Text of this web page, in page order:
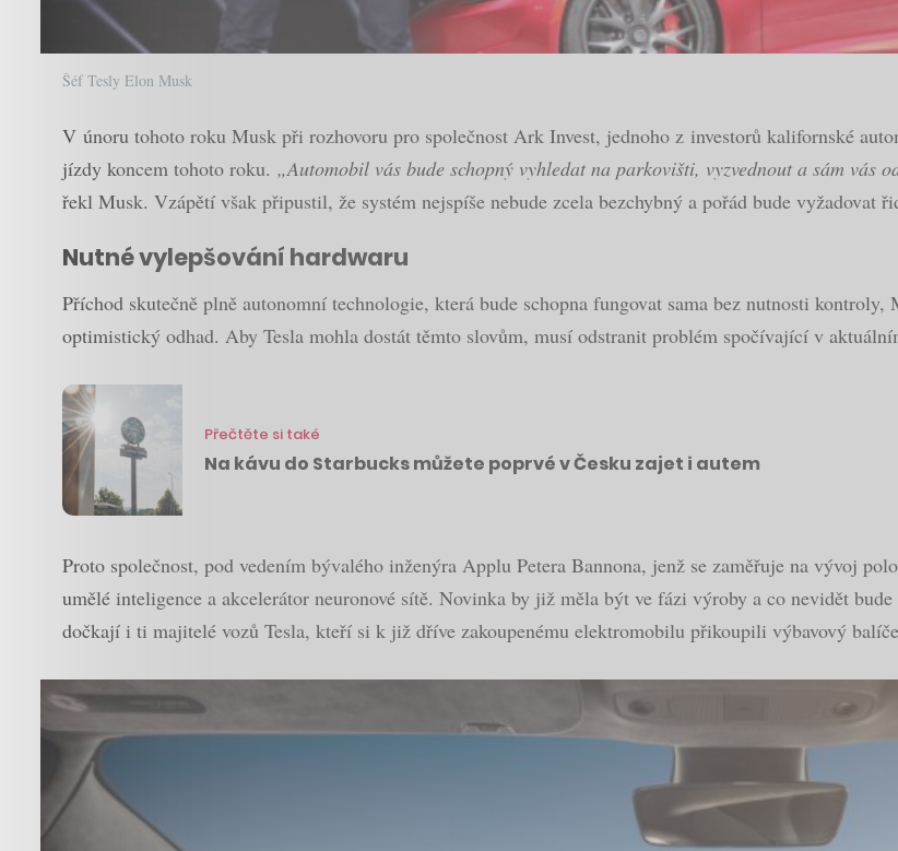
Šéf Tesly Elon Musk
V únoru tohoto roku Musk při rozhovoru pro společnost Ark Invest, jednoho z investorů kalifornské
jízdy koncem tohoto roku. „Automobil vás bude schopný vyhledat na parkovišti, vyzvednout a sám vás
řekl Musk. Vzápětí však připustil, že systém nejspíše nebude zcela bezchybný a pořád bude vyžadovat
Nutné vylepšování hardwaru
Příchod skutečně plně autonomní technologie, která bude schopna fungovat sama bez nutnosti
optimistický odhad. Aby Tesla mohla dostát těmto slovům, musí odstranit problém spočívající v
Přečtěte si také
Na kávu do Starbucks můžete poprvé v Česku zajet i autem
Proto společnost, pod vedením bývalého inženýra Applu Petera Bannona, jenž se zaměřuje na vývoj
umělé inteligence a akcelerátor neuronové sítě. Novinka by již měla být ve fázi výroby a co nevidět
dočkají i ti majitelé vozů Tesla, kteří si k již dříve zakoupenému elektromobilu přikoupili výbavový